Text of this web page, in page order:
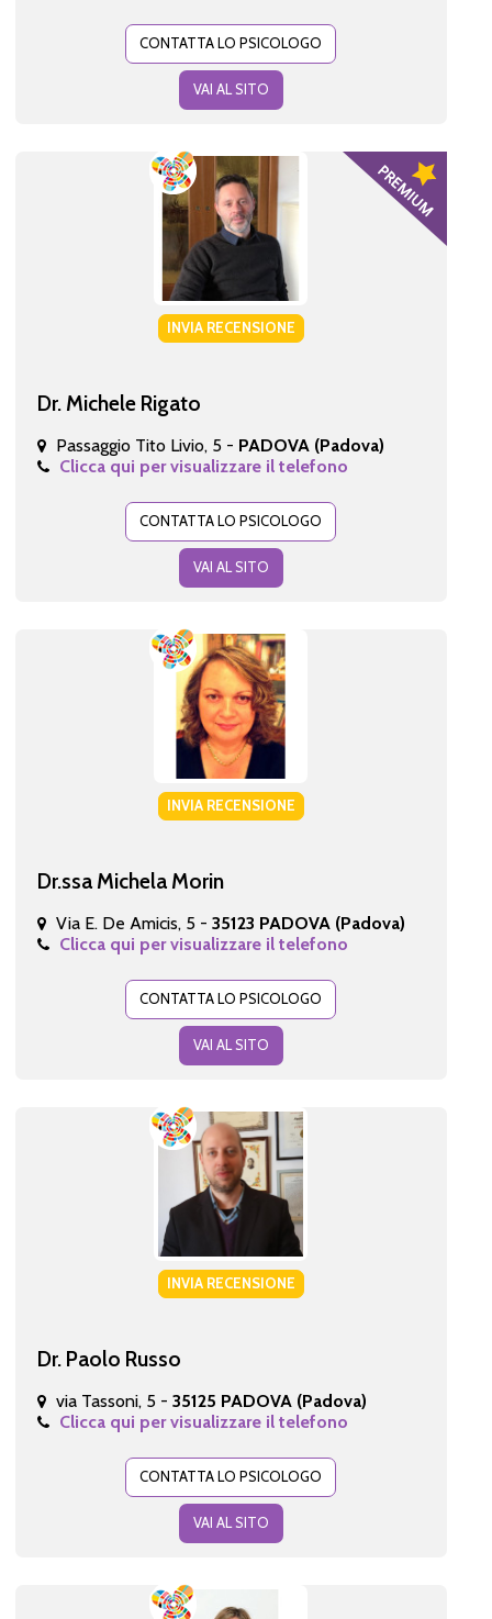
CONTATTA LO PSICOLOGO
VAI AL SITO
INVIA RECENSIONE
Dr. Michele Rigato
Passaggio Tito Livio, 5 - PADOVA (Padova)
Clicca qui per visualizzare il telefono
CONTATTA LO PSICOLOGO
VAI AL SITO
INVIA RECENSIONE
Dr.ssa Michela Morin
Via E. De Amicis, 5 - 35123 PADOVA (Padova)
Clicca qui per visualizzare il telefono
CONTATTA LO PSICOLOGO
VAI AL SITO
INVIA RECENSIONE
Dr. Paolo Russo
via Tassoni, 5 - 35125 PADOVA (Padova)
Clicca qui per visualizzare il telefono
CONTATTA LO PSICOLOGO
VAI AL SITO